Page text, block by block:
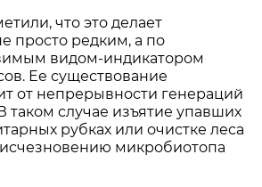
что это делает
просто редким, а по
видом-индикатором
Ее существование
от непрерывности генераций
таком случае изъятие упавших
рубках или очистке леса
микробиотопа